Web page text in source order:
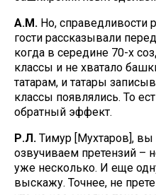
А.М. Но, справедливости
гости рассказывали
когда в середине 70-х
классы и не хватало
татарам, и татары
классы появлялись. То
обратный эффект.
Р.Л. Тимур [Мухтаров], вы
озвучиваем претензий –
уже несколько. И еще
выскажу. Точнее, не